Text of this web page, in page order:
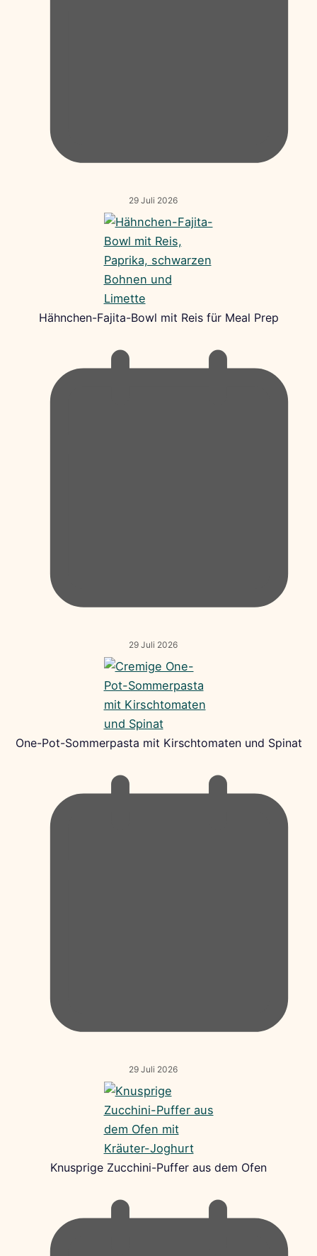
29 Juli 2026
Hähnchen-Fajita-Bowl mit Reis für Meal Prep
29 Juli 2026
One-Pot-Sommerpasta mit Kirschtomaten und Spinat
29 Juli 2026
Knusprige Zucchini-Puffer aus dem Ofen